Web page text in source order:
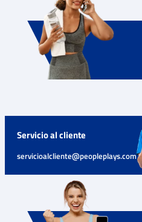
Servicio al cliente
servicioalcliente@peopleplays.com